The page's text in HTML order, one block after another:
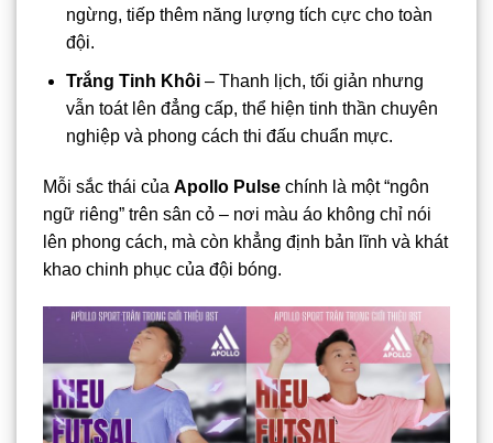
ngừng, tiếp thêm năng lượng tích cực cho toàn
đội.
Trắng Tinh Khôi– Thanh lịch, tối giản nhưng
vẫn toát lên đẳng cấp, thể hiện tinh thần chuyên
nghiệp và phong cách thi đấu chuẩn mực.
Mỗi sắc thái của Apollo Pulse chính là một “ngôn
ngữ riêng” trên sân cỏ – nơi màu áo không chỉ nói
lên phong cách, mà còn khẳng định bản lĩnh và khát
khao chinh phục của đội bóng.